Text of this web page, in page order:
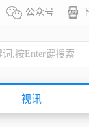
公众号
视讯